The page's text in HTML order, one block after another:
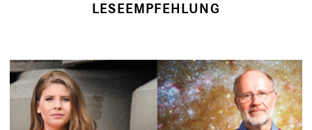
LESEEMPFEHLUNG